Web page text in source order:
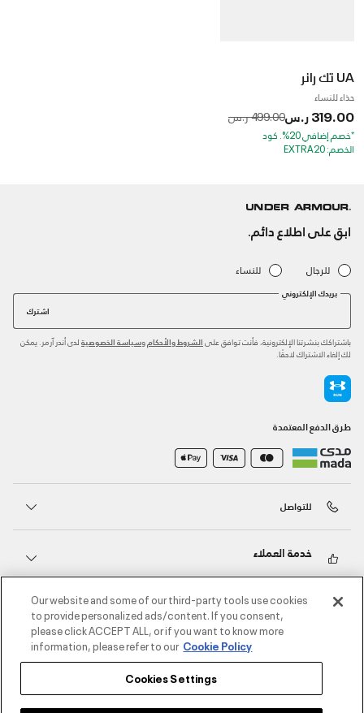
UA تك رانر
حذاء للنساء
319.00 ر.س Price reduced from
499.00 ر.س to
*خصم إضافي 20%. كود
الخصم: EXTRA20
ابق على اطلاع دائم.
للرجال للنساء
بريدك الإلكتروني
اشترك
باشتراكك بنشرتنا الإلكترونية، فأنت توافق على الشروط والأحكام وسياسة الخصوصية لدى أندر آرمر. يمكن
لك إلغاء الاشتراك لاحقًا.
طرق الدفع المعتمدة
للتواصل
خدمة العملاء
حول أندر آرمر
أندر آرمر على الشبكات الاجتماعية
Our website and some of our third-party tools use cookies
to provide personalized ads/content. If you consent,
please click ACCEPT ALL, or if you want to know more
information, please refer to our Cookie Policy
Cookies Settings